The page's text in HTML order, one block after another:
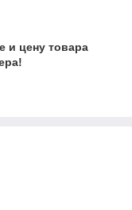
и цену товара